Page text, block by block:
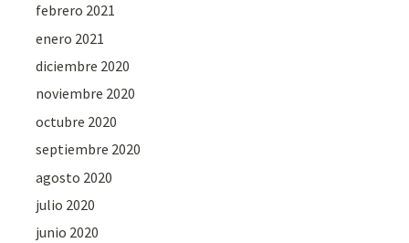
febrero 2021
enero 2021
diciembre 2020
noviembre 2020
octubre 2020
septiembre 2020
agosto 2020
julio 2020
junio 2020